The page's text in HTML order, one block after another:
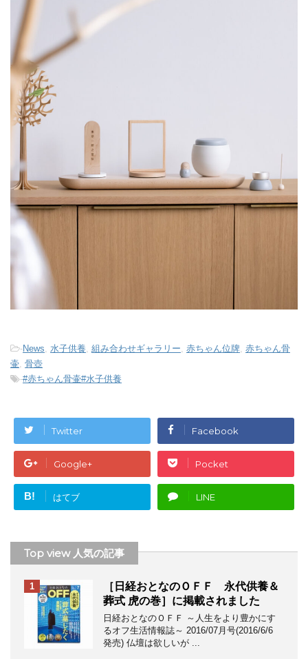
-News, 水子供養, 組み合わせギャラリー, 赤ちゃん位牌, 赤ちゃん骨
壷, 骨壺
-#赤ちゃん骨壷#水子供養
Twitter Facebook
Google+ Pocket
B! はてブ LINE
Top view 人気の記事
1
［日経おとなのＯＦＦ 永代供養＆
葬式 虎の巻］に掲載されました
日経おとなのＯＦＦ ～人生をより豊かにす
るオフ生活情報誌～ 2016/07月号(2016/6/6
発売) 仏壇は欲しいが ...